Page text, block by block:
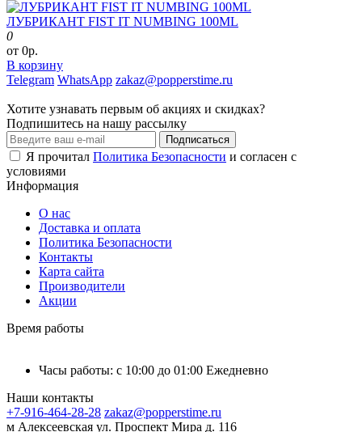
ЛУБРИКАНТ FIST IT NUMBING 100ML
0
от 0р.
В корзину
Telegram WhatsApp zakaz@popperstime.ru
Хотите узнавать первым об акциях и скидках?
Подпишитесь на нашу рассылку
Подписаться
Я прочитал Политика Безопасности и согласен с
условиями
Информация
О нас
Доставка и оплата
Политика Безопасности
Контакты
Карта сайта
Производители
Акции
Время работы
Часы работы: с 10:00 до 01:00 Ежедневно
Наши контакты
+7-916-464-28-28 zakaz@popperstime.ru
м Алексеевская ул. Проспект Мира д. 116